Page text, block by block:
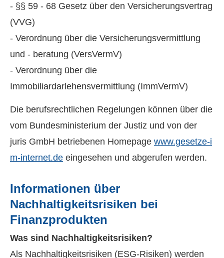
- §§ 59 - 68 Gesetz über den Versicherungsvertrag
(VVG)
- Verordnung über die Versicherungsvermittlung
und - beratung (VersVermV)
- Verordnung über die
Immobiliardarlehensvermittlung (ImmVermV)
Die berufsrechtlichen Regelungen können über die
vom Bundesministerium der Justiz und von der
juris GmbH betriebenen Homepage www.gesetze-i
m-internet.de eingesehen und abgerufen werden.
Informationen über
Nachhaltigkeitsrisiken bei
Finanzprodukten
Was sind Nachhaltigkeitsrisiken?
Als Nachhaltigkeitsrisiken (ESG-Risiken) werden